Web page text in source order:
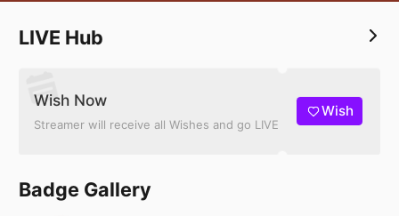
LIVE Hub
Wish Now
Streamer will receive all Wishes and go LIVE
Wish
Badge Gallery